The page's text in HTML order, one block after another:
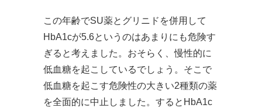
この年齢でSU薬とグリニドを併用して
HbA1cが5.6というのはあまりにも危険す
ぎると考えました。おそらく、慢性的に
低血糖を起こしているでしょう。そこで
低血糖を起こす危険性の大きい2種類の薬
を全面的に中止しました。するとHbA1c